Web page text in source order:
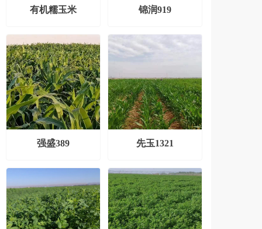
有机糯玉米 锦润919
强盛389 先玉1321